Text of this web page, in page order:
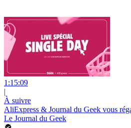
1:15:09
|
À suivre
AliExpress & Journal du Geek vous
Le Journal du Geek